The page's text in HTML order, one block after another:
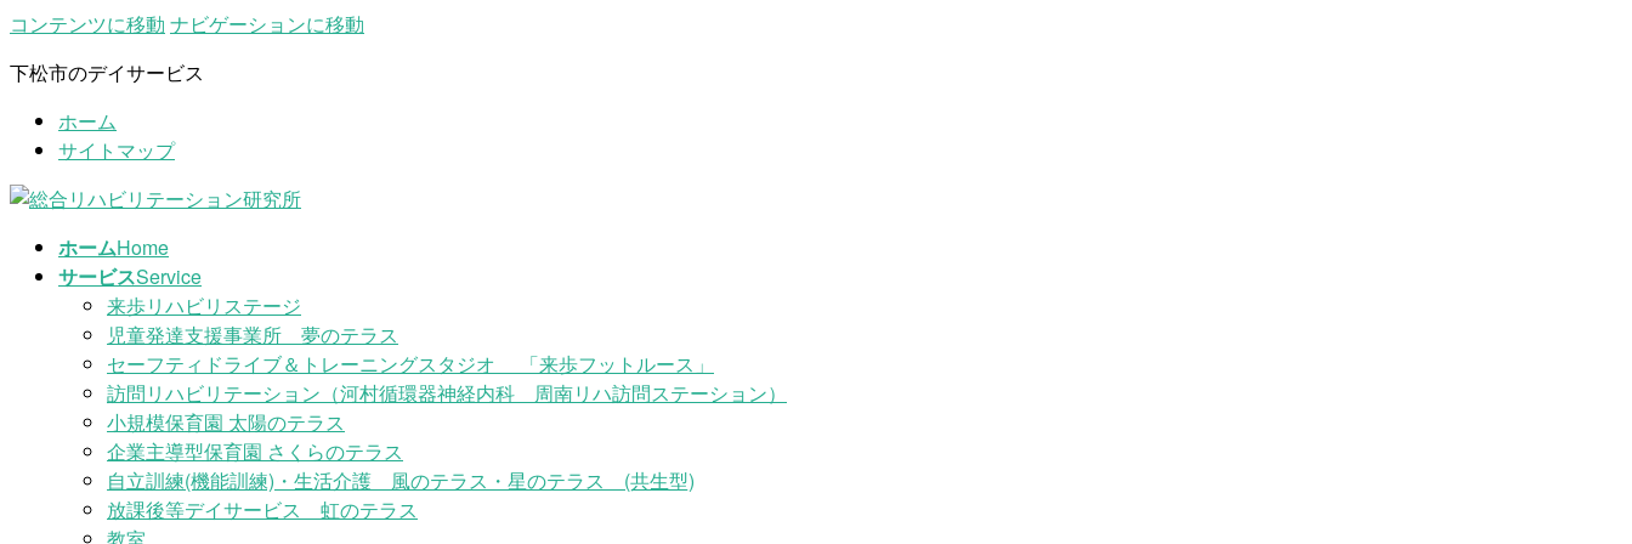
コンテンツに移動 ナビゲーションに移動
下松市のデイサービス
ホーム
サイトマップ
ホームHome
サービスService
来歩リハビリステージ
児童発達支援事業所 夢のテラス
セーフティドライブ＆トレーニングスタジオ 「来歩フットルース」
訪問リハビリテーション（河村循環器神経内科 周南リハ訪問ステーション）
小規模保育園 太陽のテラス
企業主導型保育園 さくらのテラス
自立訓練(機能訓練)・生活介護 風のテラス・星のテラス (共生型)
放課後等デイサービス 虹のテラス